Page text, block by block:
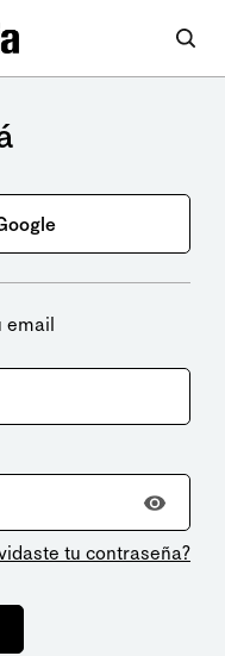
email
tu contraseña?